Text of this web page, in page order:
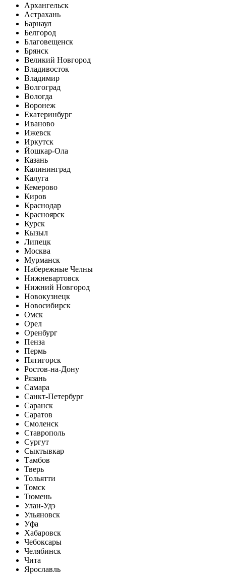
Архангельск
Астрахань
Барнаул
Белгород
Благовещенск
Брянск
Великий Новгород
Владивосток
Владимир
Волгоград
Вологда
Воронеж
Екатеринбург
Иваново
Ижевск
Иркутск
Йошкар-Ола
Казань
Калининград
Калуга
Кемерово
Киров
Краснодар
Красноярск
Курск
Кызыл
Липецк
Москва
Мурманск
Набережные Челны
Нижневартовск
Нижний Новгород
Новокузнецк
Новосибирск
Омск
Орел
Оренбург
Пенза
Пермь
Пятигорск
Ростов-на-Дону
Рязань
Самара
Санкт-Петербург
Саранск
Саратов
Смоленск
Ставрополь
Сургут
Сыктывкар
Тамбов
Тверь
Тольятти
Томск
Тюмень
Улан-Удэ
Ульяновск
Уфа
Хабаровск
Чебоксары
Челябинск
Чита
Ярославль